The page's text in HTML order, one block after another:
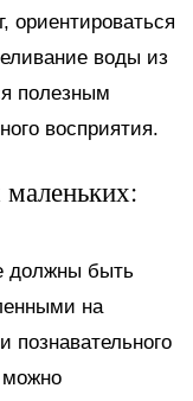
ориентироваться
воды из
полезным
восприятия.
должны быть
на
познавательного
можно